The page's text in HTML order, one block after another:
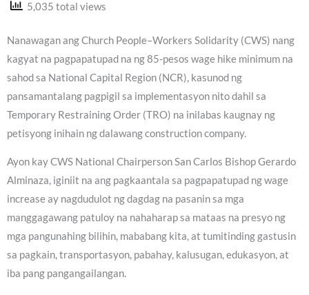
5,035 total views
Nanawagan ang Church People–Workers Solidarity (CWS) nang
kagyat na pagpapatupad na ng 85-pesos wage hike minimum na
sahod sa National Capital Region (NCR), kasunod ng
pansamantalang pagpigil sa implementasyon nito dahil sa
Temporary Restraining Order (TRO) na inilabas kaugnay ng
petisyong inihain ng dalawang construction company.
Ayon kay CWS National Chairperson San Carlos Bishop Gerardo
Alminaza, iginiit na ang pagkaantala sa pagpapatupad ng wage
increase ay nagdudulot ng dagdag na pasanin sa mga
manggagawang patuloy na nahaharap sa mataas na presyo ng
mga pangunahing bilihin, mababang kita, at tumitinding gastusin
sa pagkain, transportasyon, pabahay, kalusugan, edukasyon, at
iba pang pangangailangan.